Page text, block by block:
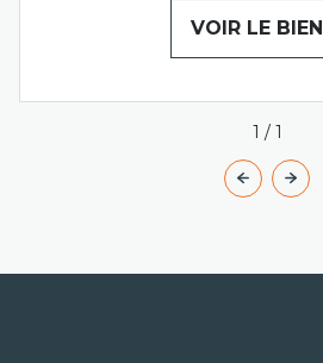
VOIR LE BIEN
1 / 1